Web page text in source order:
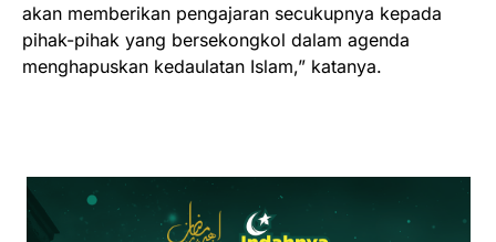
akan memberikan pengajaran secukupnya kepada
pihak-pihak yang bersekongkol dalam agenda
menghapuskan kedaulatan Islam,” katanya.